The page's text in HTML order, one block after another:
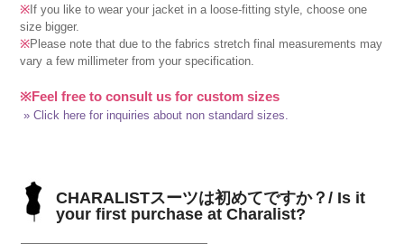
※If you like to wear your jacket in a loose-fitting style, choose one
size bigger.
※Please note that due to the fabrics stretch final measurements may
vary a few millimeter from your specification.
※Feel free to consult us for custom sizes
» Click here for inquiries about non standard sizes.
CHARALISTスーツは初めてですか？/ Is it
your first purchase at Charalist?